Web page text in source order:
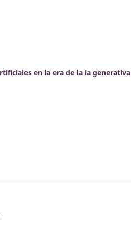
en la era de la ia generativa